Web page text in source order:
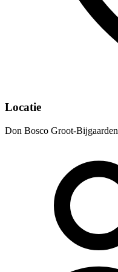
Locatie
Don Bosco Groot-Bijgaarden